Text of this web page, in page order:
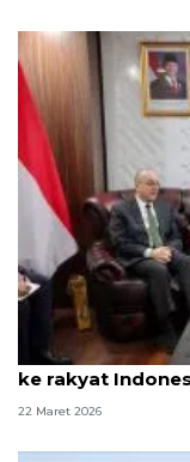
Dubes Mesir
ke rakyat
22 Maret 2026